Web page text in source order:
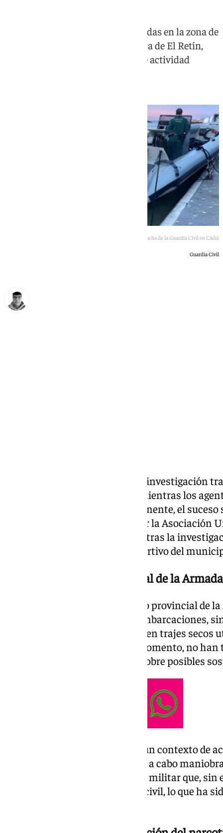
Las embarcaciones fueron sustraídas en la zona de
Barbate, concretamente en la playa de El Retín,
una zona de uso compartido entre actividad
Imagen de una lancha de la Guardia Civil en Cádiz
Guardia Civil
La Guardia Civil ha abierto una investigación
Armada Española en Barbate mientras los
maniobras militares. Concretamente, el suceso
Rentín y ha sido confirmado por la Asociación
(AUGC). Según han confirmado tras la
sido encontradas en el polideportivo del
También se llevaron material de la Armada
Según ha explicado el secretario provincial de
no solo fueron sustraídas las embarcaciones,
operativo, entre el que se incluyen trajes
tipo de intervenciones. Por el momento, no
el valor del material robado ni sobre posibles
El robo se habría producido en un contexto de
en este enclave, donde se llevan a cabo
de El Retín es un espacio de uso militar que,
determinadas zonas de acceso civil, lo que ha